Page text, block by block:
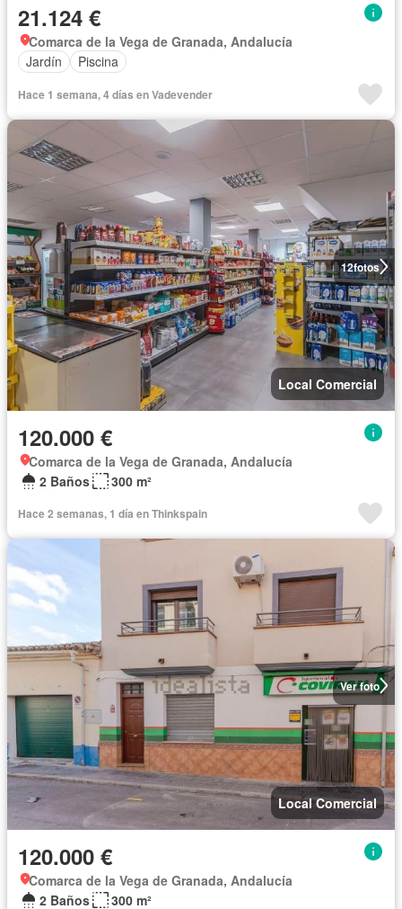
21.124 €
Comarca de la Vega de Granada, Andalucía
Jardín
Piscina
Hace 1 semana, 4 días en Vadevender
12fotos
Local Comercial
120.000 €
Comarca de la Vega de Granada, Andalucía
2 Baños
300 m²
Hace 2 semanas, 1 día en Thinkspain
Ver foto
Local Comercial
120.000 €
Comarca de la Vega de Granada, Andalucía
2 Baños
300 m²